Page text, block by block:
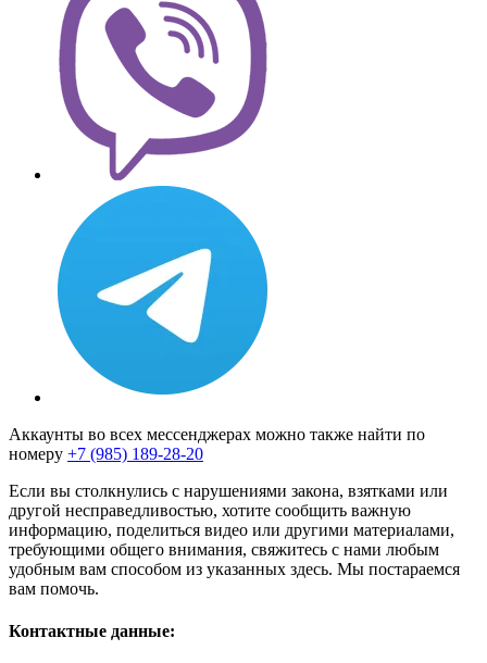
Аккаунты во всех мессенджерах можно также найти по
номеру +7 (985) 189-28-20
Если вы столкнулись с нарушениями закона, взятками или
другой несправедливостью, хотите сообщить важную
информацию, поделиться видео или другими материалами,
требующими общего внимания, свяжитесь с нами любым
удобным вам способом из указанных здесь. Мы постараемся
вам помочь.
Контактные данные: